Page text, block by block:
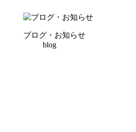
ブログ・お知らせ
blog